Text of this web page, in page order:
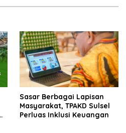
Sasar Berbagai Lapisan
Masyarakat, TPAKD Sulsel
Perluas Inklusi Keuangan